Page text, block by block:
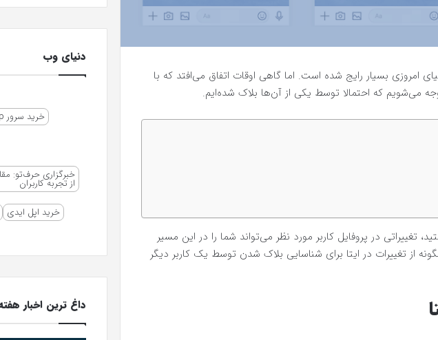
امروزی بسیار رایج شده است. اما گاهی اوقات اتفاق می‌افتد که با
می‌شویم که احتمالا توسط یکی از آن‌ها بلاک شده‌ایم.
در پروفایل کاربر مورد نظر می‌تواند شما را در این مسیر
از تغییرات در ایتا برای شناسایی بلاک شدن توسط یک کاربر دیگر
دنیای وب
خرید سرور hp
خبرگزاری حرف‌تو:
از تجربه کاربران
خرید اپل ایدی
داغ ترین اخبار